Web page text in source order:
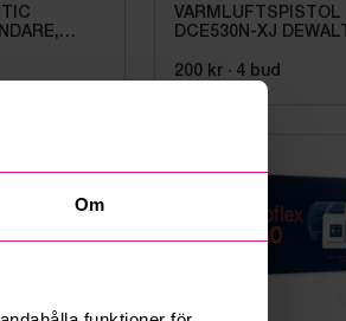
Om
VARMLUFTSPISTOL
DCE530N-XJ DEWALT
200 kr · 4 bud